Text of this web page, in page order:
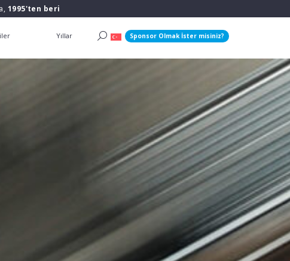
1995'ten beri
Yıllar Sponsor Olmak İster misiniz?